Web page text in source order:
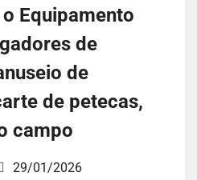
Equipamento
de
de
de petecas,
campo
29/01/2026